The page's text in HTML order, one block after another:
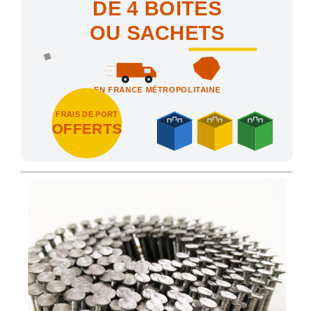
DE 4 BOÎTES
OU SACHETS
EN FRANCE MÉTROPOLITAINE
FRAIS DE PORT
OFFERTS
Achetez 4 sachets ou boîtes d'agrafes ou de pointes et